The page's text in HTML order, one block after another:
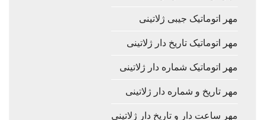
مهر اتوماتیک جیبی ژلاتینی
مهر اتوماتیک تاریخ دار ژلاتینی
مهر اتوماتیک شماره دار ژلاتینی
مهر تاریخ و شماره دار ژلاتینی
مهر ساعت دار و تاریخ دار ژلاتینی